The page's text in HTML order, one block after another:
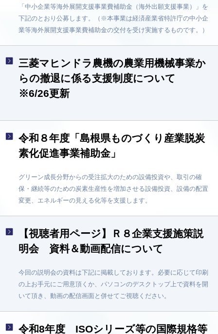
「中小企業等海外展開支援事業費補助金（海外出願支援事業）」を
下記のとおり公募します。（※本事業は経済産業省特許庁の中小企
業等海外展開支援事業費補助金の交付を受け実施するものです。）
三菱マヒンドラ農機の農業用機械事業か
らの撤退に係る支援制度について
※6/26更新
令和８年度「島根県ものづくり産業脱炭
素化促進事業補助金」
グリーン成長分野からの受注拡大のための設備投資や、取引の確
保・継続等のための炭素生産性を増加させる設備投資、設備の配置
変更、エネルギーの見える化等を支援します。
【視聴者用ページ】Ｒ８企業支援施策説
明会 資料＆動画配信について
今回の説明会の資料は下記に掲載しております。必要に応じて印刷
の上お手元にご用意頂くか、パソコンのデスクトップ上で資料を開
いて頂き、動画の配信画面と併せてご視聴ください。
令和8年度 ISOシリーズ等の国際規格等